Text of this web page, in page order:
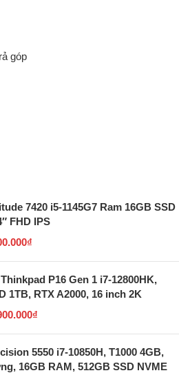
góp
7420 i5-1145G7 Ram 16GB SSD
FHD IPS
₫
P16 Gen 1 i7-12800HK,
1TB, RTX A2000, 16 inch 2K
₫
5550 i7-10850H, T1000 4GB,
16GB RAM, 512GB SSD NVME